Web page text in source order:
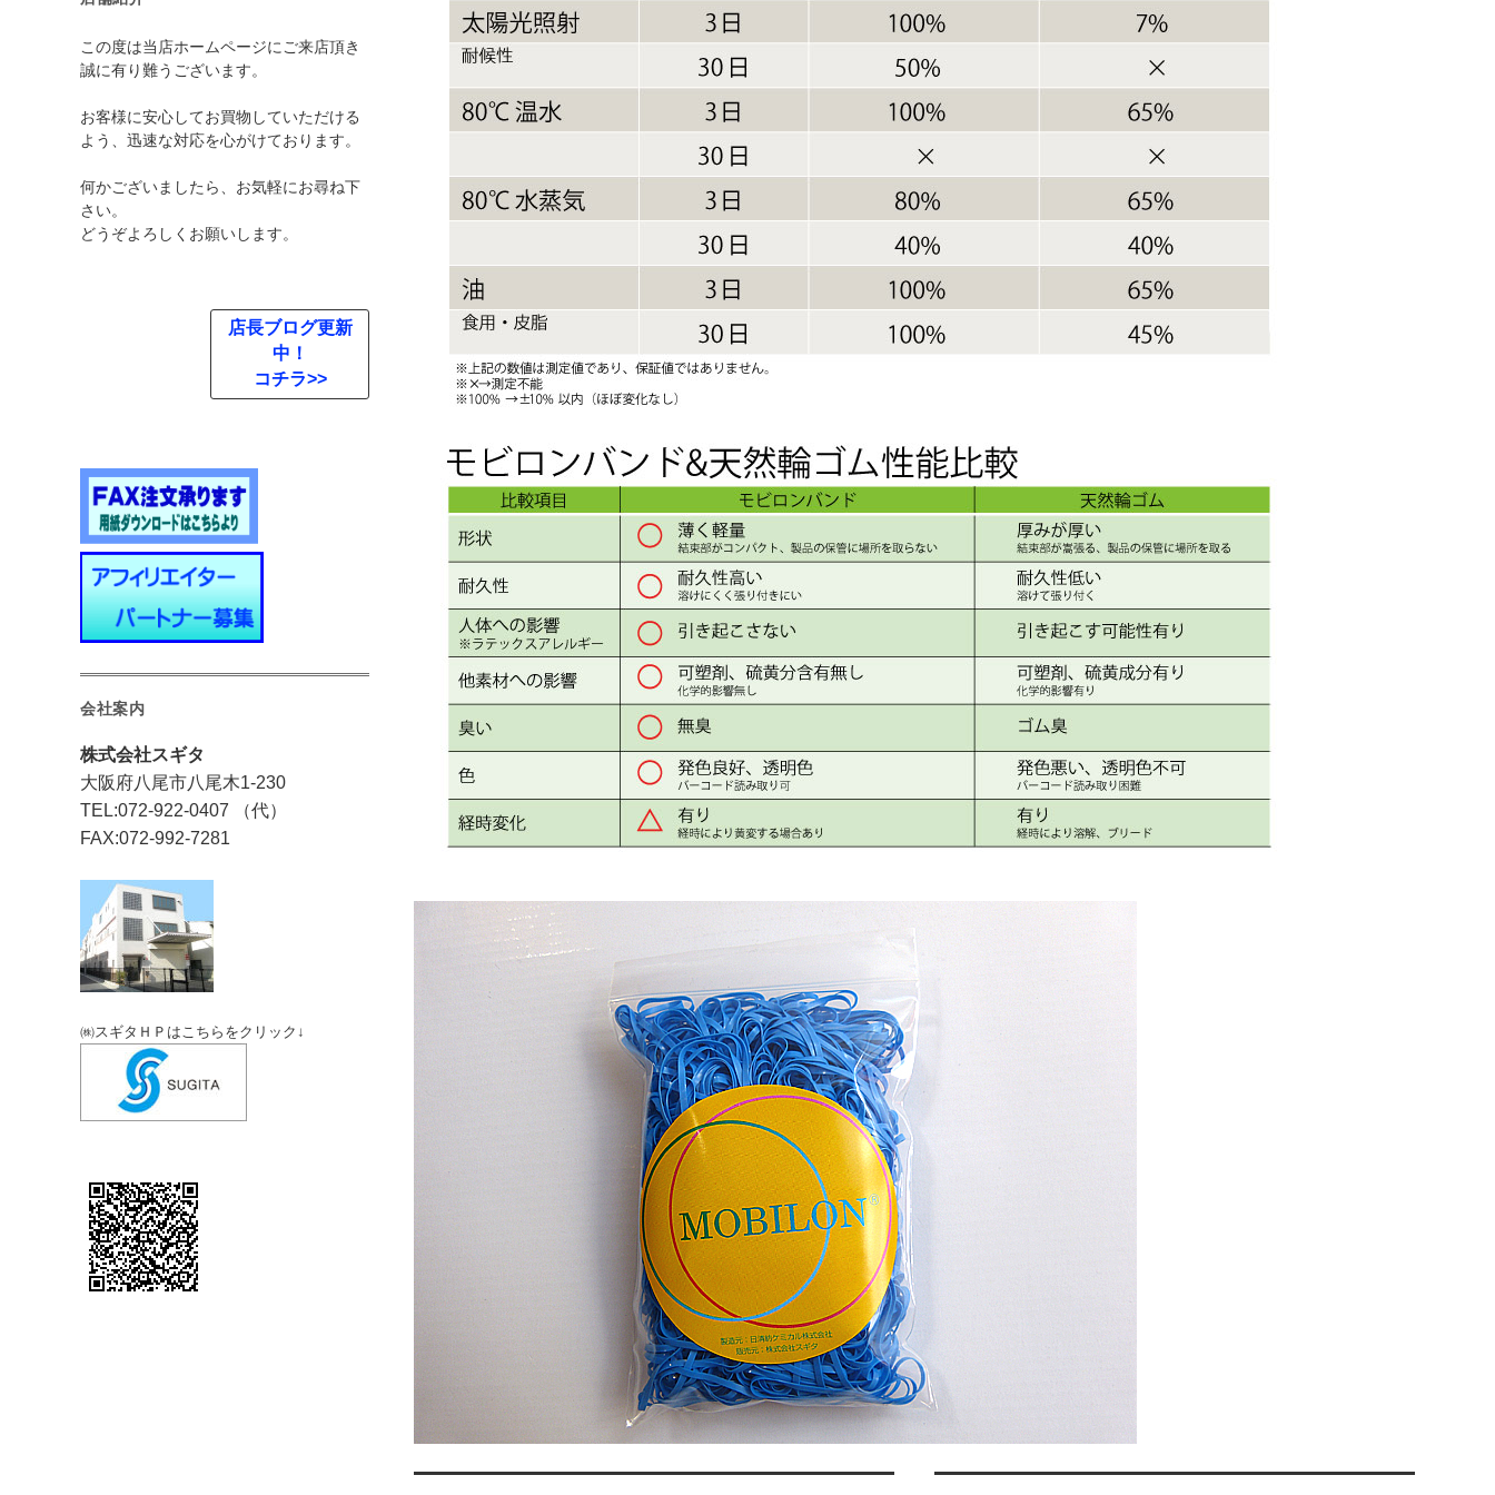
この度は当店ホームページにご来店頂き
誠に有り難うございます。
お客様に安心してお買物していただける
よう、迅速な対応を心がけております。
何かございましたら、お気軽にお尋ね下
さい。
どうぞよろしくお願いします。
店長ブログ更新
中！
コチラ>>
会社案内
株式会社スギタ
大阪府八尾市八尾木1-230
TEL:072-922-0407 （代）
FAX:072-992-7281
㈱スギタＨＰはこちらをクリック↓